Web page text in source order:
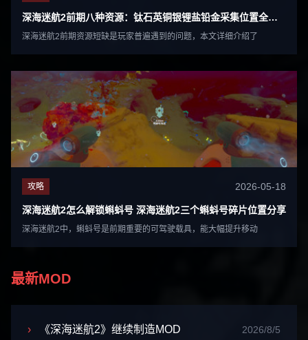
深海迷航2前期八种资源：钛石英铜银锂盐铅金采集位置全攻略
深海迷航2前期资源短缺是玩家普遍遇到的问题，本文详细介绍了
攻略 2026-05-18
深海迷航2怎么解锁蝌蚪号 深海迷航2三个蝌蚪号碎片位置分享
深海迷航2中，蝌蚪号是前期重要的可驾驶载具，能大幅提升移动
最新MOD
› 《深海迷航2》继续制造MOD 2026/8/5